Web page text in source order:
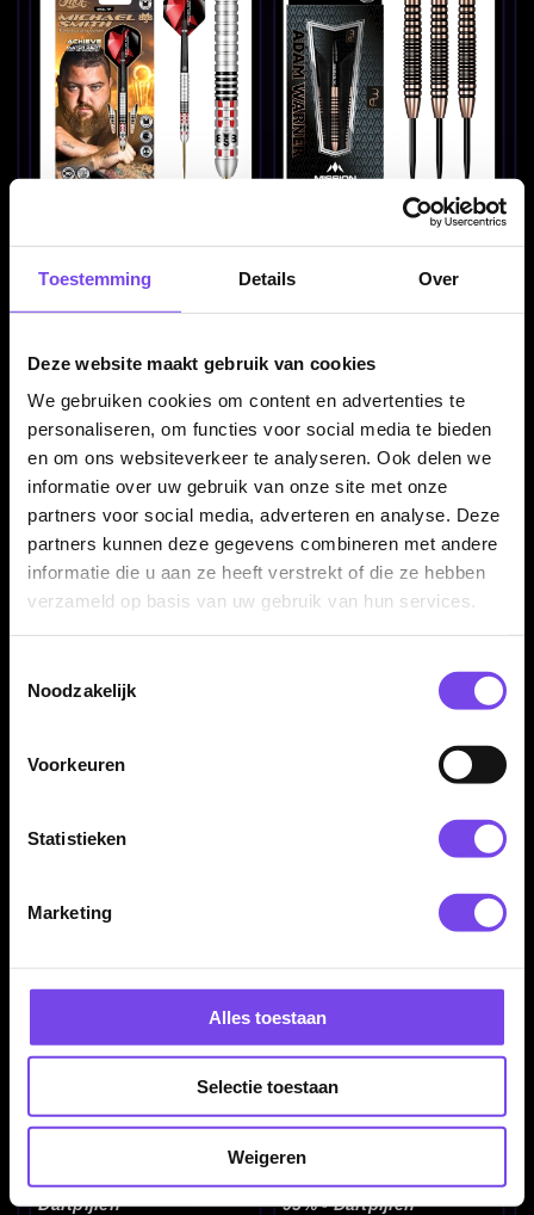
Toestemming Details Over
Deze website maakt gebruik van cookies
We gebruiken cookies om content en advertenties te
personaliseren, om functies voor social media te bieden
en om ons websiteverkeer te analyseren. Ook delen we
informatie over uw gebruik van onze site met onze
partners voor social media, adverteren en analyse. Deze
partners kunnen deze gegevens combineren met andere
informatie die u aan ze heeft verstrekt of die ze hebben
verzameld op basis van uw gebruik van hun services.
Noodzakelijk
Voorkeuren
Statistieken
Marketing
Alles toestaan
Selectie toestaan
Weigeren
Mission Adam Warner
90% Bronze Titanim 22-
24-26 Gram - Dartpijlen
Mission Alan Soutar 90%
22-24-26-28 Gram -
Dartpijlen
€ 77.95
Mission Archon 97.5 %
22-24-26 Gram -
Dartpijlen
€ 122.95
€ 74.95
Mission Darryl Fitton
Mission ION 95% -
Dartpijlen
Mission Jack Tweddel
95% - Dartpijlen